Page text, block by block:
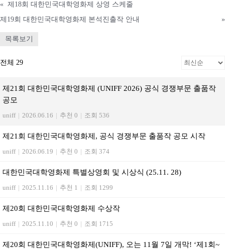
« 제18회 대한민국대학영화제 상영 스케줄
제19회 대한민국대학영화제 본석진출작 안내
»
목록보기
전체 29
제21회 대한민국대학영화제 (UNIFF 2026) 공식 경쟁부문 출품작
공모
uniff | 2026.06.16 | 추천 0 | 조회 536
제21회 대한민국대학영화제, 공식 경쟁부문 출품작 공모 시작
uniff | 2026.06.19 | 추천 0 | 조회 374
대한민국대학영화제 특별상영회 및 시상식 (25.11. 28)
uniff | 2025.11.16 | 추천 1 | 조회 1299
제20회 대한민국대학영화제 수상작
uniff | 2025.11.10 | 추천 0 | 조회 1715
제20회 대한민국대학영화제(UNIFF), 오는 11월 7일 개막! ‘제1회~